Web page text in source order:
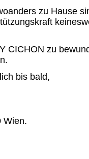
zu Hause
CICHON zu
bis bald,
Wien.